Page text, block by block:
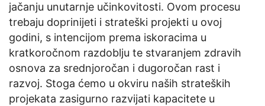
jačanju unutarnje učinkovitosti. Ovom procesu
trebaju doprinijeti i strateški projekti u ovoj
godini, s intencijom prema iskoracima u
kratkoročnom razdoblju te stvaranjem zdravih
osnova za srednjoročan i dugoročan rast i
razvoj. Stoga ćemo u okviru naših strateških
projekata zasigurno razvijati kapacitete u